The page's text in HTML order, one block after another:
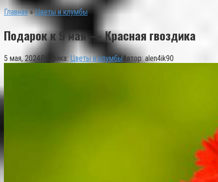
Главная » Цветы и клумбы
Подарок к 9 мая — Красная гвоздика
5 мая, 2024Рубрика: Цветы и клумбыАвтор: alen4ik90